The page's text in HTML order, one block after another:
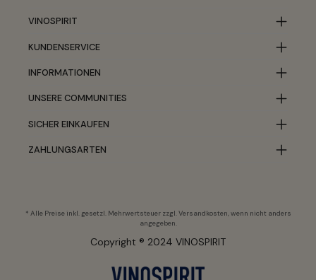
VINOSPIRIT
KUNDENSERVICE
INFORMATIONEN
UNSERE COMMUNITIES
SICHER EINKAUFEN
ZAHLUNGSARTEN
* Alle Preise inkl. gesetzl. Mehrwertsteuer zzgl.Versandkosten, wenn nicht anders
angegeben.
Copyright ® 2024 VINOSPIRIT